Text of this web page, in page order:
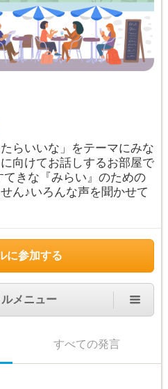
らいいな」をテーマにみな
向けてお話しするお部屋で
きな『みらい』のための
ん♪いろんな声を聞かせて
に参加する
メニュー
すべての発言